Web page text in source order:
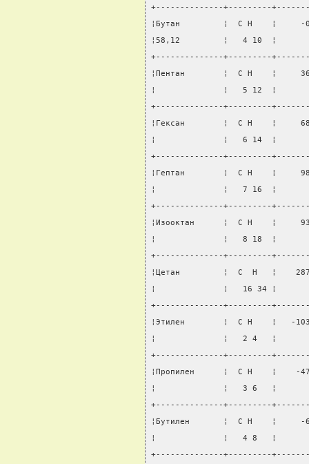
+--------------+---------
¦Бутан         ¦  С Н    ¦
¦58,12         ¦   4 10  ¦
+--------------+---------
¦Пентан        ¦  С Н    ¦
¦              ¦   5 12  ¦
+--------------+---------
¦Гексан        ¦  С Н    ¦
¦              ¦   6 14  ¦
+--------------+---------
¦Гептан        ¦  С Н    ¦
¦              ¦   7 16  ¦
+--------------+---------
¦Изооктан      ¦  С Н    ¦
¦              ¦   8 18  ¦
+--------------+---------
¦Цетан         ¦  С  Н   ¦
¦              ¦   16 34 ¦
+--------------+---------
¦Этилен        ¦  С Н    ¦   -
¦              ¦   2 4   ¦
+--------------+---------
¦Пропилен      ¦  С Н    ¦
¦              ¦   3 6   ¦
+--------------+---------
¦Бутилен       ¦  С Н    ¦
¦              ¦   4 8   ¦
+--------------+---------